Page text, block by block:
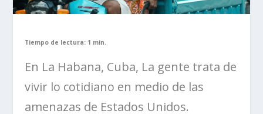
Tiempo de lectura: 1 min.
En La Habana, Cuba, La gente trata de
vivir lo cotidiano en medio de las
amenazas de Estados Unidos.